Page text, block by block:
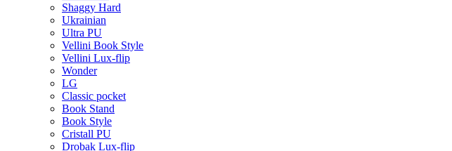
Shaggy Hard
Ukrainian
Ultra PU
Vellini Book Style
Vellini Lux-flip
Wonder
LG
Classic pocket
Book Stand
Book Style
Cristall PU
Drobak Lux-flip